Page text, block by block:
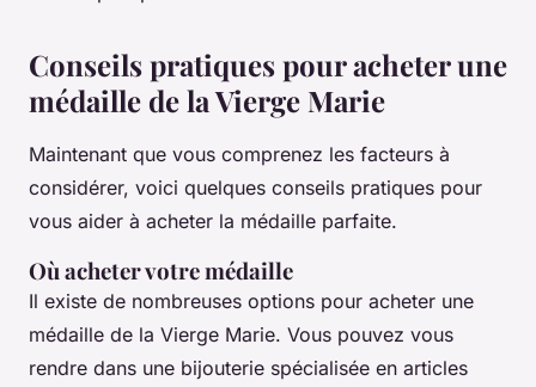
Conseils pratiques pour acheter une
médaille de la Vierge Marie
Maintenant que vous comprenez les facteurs à
considérer, voici quelques conseils pratiques pour
vous aider à acheter la médaille parfaite.
Où acheter votre médaille
Il existe de nombreuses options pour acheter une
médaille de la Vierge Marie. Vous pouvez vous
rendre dans une bijouterie spécialisée en articles